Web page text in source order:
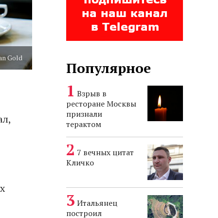
Gold
Популярное
Взрыв в
ресторане Москвы
признали
терактом
7 вечных цитат
Кличко
Итальянец
построил